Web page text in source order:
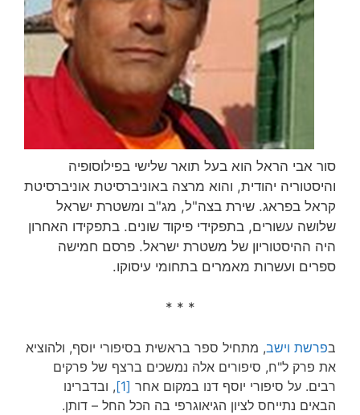
סור אבי הראל הוא בעל תואר שלישי בפילוסופיה
והיסטוריה יהודית, והוא מרצה באוניברסיטת אוניברסיטת
קראל בפראג. שירת בצה"ל, מג"ב ומשטרת ישראל
שלושה עשורים, בתפקידי פיקוד שונים. בתפקידו האחרון
היה ההיסטוריון של משטרת ישראל. פרסם חמישה
ספרים ועשרות מאמרים בתחומי עיסוקו.
* * *
בפרשת וישב, מתחיל ספר בראשית בסיפורי יוסף, ולהוציא
את פרק ל"ח, סיפורים אלה נמשכים ברצף של פרקים
רבים. על סיפורי יוסף דנו במקום אחר [1]
, ובדברינו
הבאים נתייחס לציון הגיאוגרפי בה הכל החל – דותן.